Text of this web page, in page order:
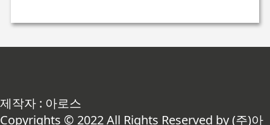
제작자 : 아로스
Copyrights © 2022 All Rights Reserved by (주)아